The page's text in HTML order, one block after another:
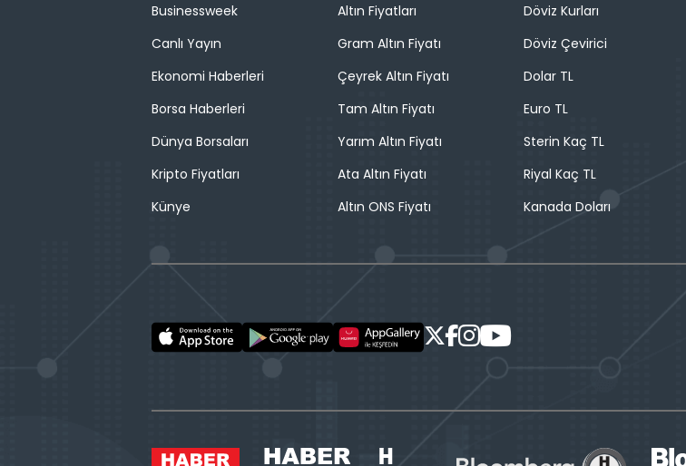
Businessweek
Canlı Yayın
Ekonomi Haberleri
Borsa Haberleri
Dünya Borsaları
Kripto Fiyatları
Künye
Altın Fiyatları
Gram Altın Fiyatı
Çeyrek Altın Fiyatı
Tam Altın Fiyatı
Yarım Altın Fiyatı
Ata Altın Fiyatı
Altın ONS Fiyatı
Döviz Kurları
Döviz Çevirici
Dolar TL
Euro TL
Sterin Kaç TL
Riyal Kaç TL
Kanada Doları